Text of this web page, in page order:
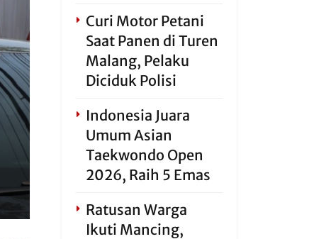
Curi Motor Petani
Saat Panen di Turen
Malang, Pelaku
Diciduk Polisi
Indonesia Juara
Umum Asian
Taekwondo Open
2026, Raih 5 Emas
Ratusan Warga
Ikuti Mancing,